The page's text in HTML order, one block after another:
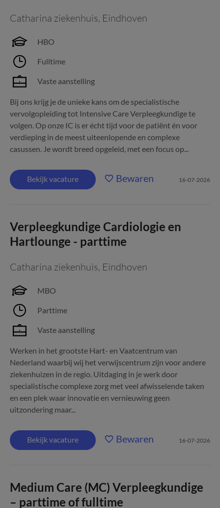
Catharina ziekenhuis, Eindhoven
HBO
Fulltime
Vaste aanstelling
Bij ons krijg je de unieke kans om de specialistische
vervolgopleiding tot Intensive Care Verpleegkundige te
volgen. Op onze IC is er écht tijd voor de patiënt én voor
verdieping in de meest uiteenlopende en complexe
casussen. Je wordt breed opgeleid, met een focus op...
Bekijk vacature Bewaren 16-07-2026
Verpleegkundige Cardiologie en
Hartlounge - parttime
Catharina ziekenhuis, Eindhoven
MBO
Parttime
Vaste aanstelling
Werken in het grootste Hart- en Vaatcentrum van
Nederland waarbij wij het verwijscentrum zijn voor andere
ziekenhuizen in de regio. Uitdaging in je werk door
specialistische complexe zorg met veel afwisselende taken
en een plek waar innovatie en vernieuwing geen
uitzondering maar...
Bekijk vacature Bewaren 16-07-2026
Medium Care (MC) Verpleegkundige
– parttime of fulltime